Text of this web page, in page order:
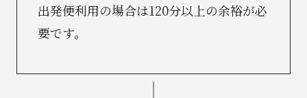
出発便利用の場合は120分以上の余裕が必
要です。